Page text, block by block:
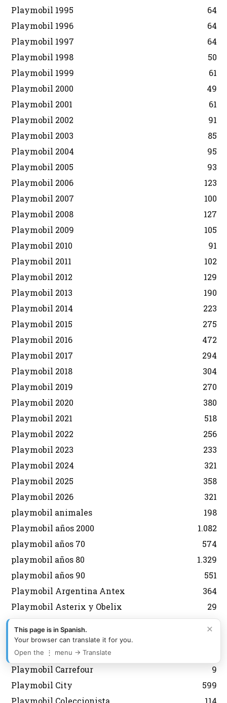
Playmobil 1995
64
Playmobil 1996
64
Playmobil 1997
64
Playmobil 1998
50
Playmobil 1999
61
Playmobil 2000
49
Playmobil 2001
61
Playmobil 2002
91
Playmobil 2003
85
Playmobil 2004
95
Playmobil 2005
93
Playmobil 2006
123
Playmobil 2007
100
Playmobil 2008
127
Playmobil 2009
105
Playmobil 2010
91
Playmobil 2011
102
Playmobil 2012
129
Playmobil 2013
190
Playmobil 2014
223
Playmobil 2015
275
Playmobil 2016
472
Playmobil 2017
294
Playmobil 2018
304
Playmobil 2019
270
Playmobil 2020
380
Playmobil 2021
518
Playmobil 2022
256
Playmobil 2023
233
Playmobil 2024
321
Playmobil 2025
358
Playmobil 2026
321
playmobil animales
198
Playmobil años 2000
1.082
playmobil años 70
574
playmobil años 80
1.329
playmobil años 90
551
Playmobil Argentina Antex
364
Playmobil Asterix y Obelix
29
Playmobil aviones
134
Playmobil Belen
Playmobil Brasil Trol
Playmobil Carrefour
9
Playmobil City
599
Playmobil Coleccionista
114
×
This page is in Spanish.
Your browser can translate it for you.
Open the ⋮ menu → Translate